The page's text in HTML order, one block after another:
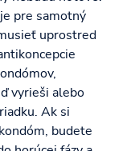
pre samotný
uprostred
vyrieši alebo
Ak si
budete